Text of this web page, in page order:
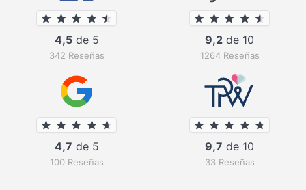
4,5de 5
342 Reseñas
9,2 de 10
1264 Reseñas
4,7 de 5
100 Reseñas
9,7 de 10
33 Reseñas